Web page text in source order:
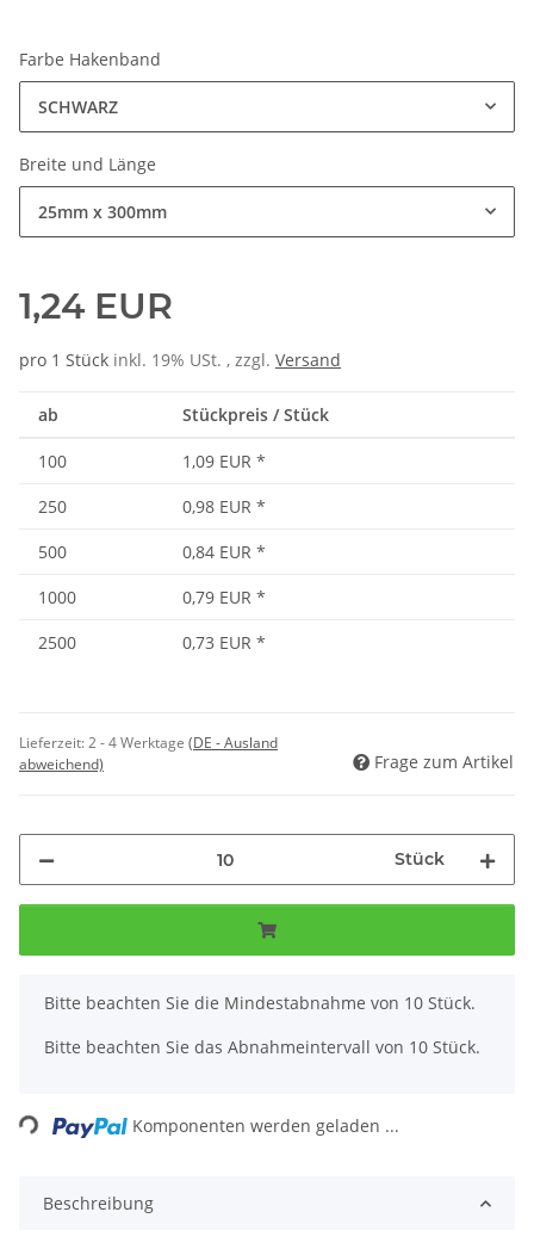
Farbe Hakenband
SCHWARZ
Breite und Länge
25mm x 300mm
1,24 EUR
pro 1 Stück inkl. 19% USt. , zzgl. Versand
ab Stückpreis / Stück
100 1,09 EUR *
250
0,98 EUR *
500
0,84 EUR *
1000
0,79 EUR *
2500
0,73 EUR *
Lieferzeit:2 - 4 Werktage (DE - Ausland
abweichend)
Frage zum Artikel
Stück
x
Bitte beachten Sie die Mindestabnahme von 10 Stück.
Bitte beachten Sie das Abnahmeintervall von 10 Stück.
Loading... Komponenten werden geladen ...
Beschreibung